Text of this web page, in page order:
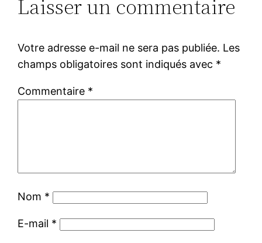
Laisser un commentaire
Votre adresse e-mail ne sera pas publiée. Les
champs obligatoires sont indiqués avec *
Commentaire *
Nom *
E-mail *